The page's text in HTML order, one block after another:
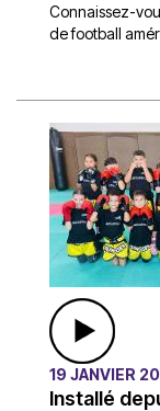
Connaissez-
de football
19 JANVIER
Installé